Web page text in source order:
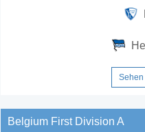
Sehen
Belgium First Division A